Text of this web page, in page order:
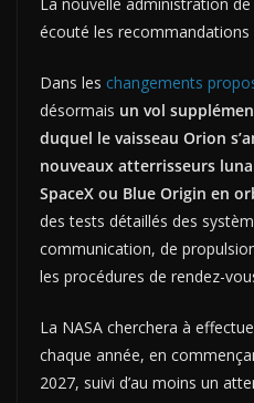
écouté les recommandations
Dans les changements
désormais un vol
duquel le vaisseau Orion
nouveaux atterrisseurs
SpaceX ou Blue Origin en
des tests détaillés des
communication, de
les procédures de rendez-
La NASA cherchera à
chaque année, en
2027, suivi d’au moins un